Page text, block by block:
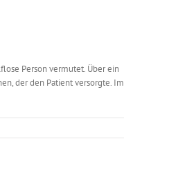
Person vermutet. Über ein
der den Patient versorgte. Im